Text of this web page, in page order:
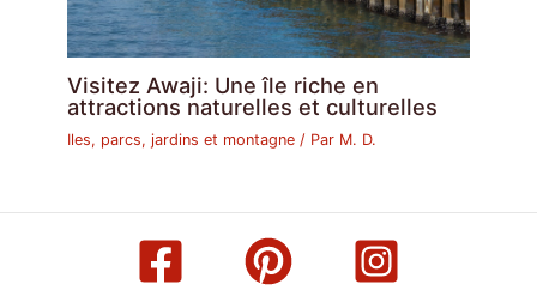
Visitez Awaji: Une île riche en
attractions naturelles et culturelles
Iles, parcs, jardins et montagne / Par M. D.